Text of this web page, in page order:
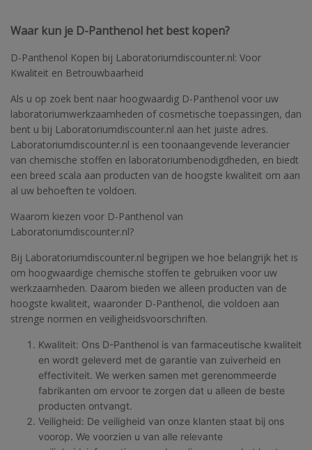
Waar kun je D-Panthenol het best kopen?
D-Panthenol Kopen bij Laboratoriumdiscounter.nl: Voor
Kwaliteit en Betrouwbaarheid
Als u op zoek bent naar hoogwaardig D-Panthenol voor uw
laboratoriumwerkzaamheden of cosmetische toepassingen, dan
bent u bij Laboratoriumdiscounter.nl aan het juiste adres.
Laboratoriumdiscounter.nl is een toonaangevende leverancier
van chemische stoffen en laboratoriumbenodigdheden, en biedt
een breed scala aan producten van de hoogste kwaliteit om aan
al uw behoeften te voldoen.
Waarom kiezen voor D-Panthenol van
Laboratoriumdiscounter.nl?
Bij Laboratoriumdiscounter.nl begrijpen we hoe belangrijk het is
om hoogwaardige chemische stoffen te gebruiken voor uw
werkzaamheden. Daarom bieden we alleen producten van de
hoogste kwaliteit, waaronder D-Panthenol, die voldoen aan
strenge normen en veiligheidsvoorschriften.
Kwaliteit: Ons D-Panthenol is van farmaceutische kwaliteit
en wordt geleverd met de garantie van zuiverheid en
effectiviteit. We werken samen met gerenommeerde
fabrikanten om ervoor te zorgen dat u alleen de beste
producten ontvangt.
Veiligheid: De veiligheid van onze klanten staat bij ons
voorop. We voorzien u van alle relevante